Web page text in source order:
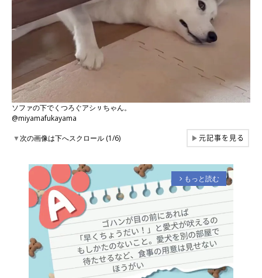
ソファの下でくつろぐアシㇼちゃん。
@miyamafukayama
▼次の画像は下へスクロール (1/6) ▶元記事を見る
arrow_forward_ios もっと読む